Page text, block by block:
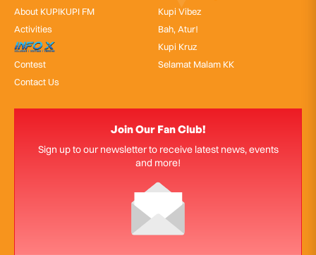
About KUPIKUPI FM
Activities
InfoX
Contest
Contact Us
Kupi Vibez
Bah, Atur!
Kupi Kruz
Selamat Malam KK
Join Our Fan Club!
Sign up to our newsletter to receive latest news, events
and more!